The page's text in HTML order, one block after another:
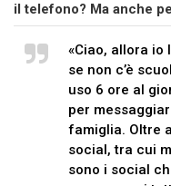
il telefono? Ma anche
«Ciao, allora io
se non c’è
uso 6 ore al
per
famiglia. Oltre
social, tra cui
sono i social